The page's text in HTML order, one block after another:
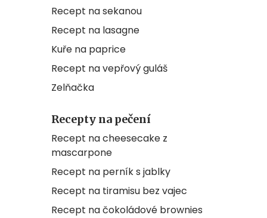
Recept na sekanou
Recept na lasagne
Kuře na paprice
Recept na vepřový guláš
Zelňačka
Recepty na pečení
Recept na cheesecake z
mascarpone
Recept na perník s jablky
Recept na tiramisu bez vajec
Recept na čokoládové brownies